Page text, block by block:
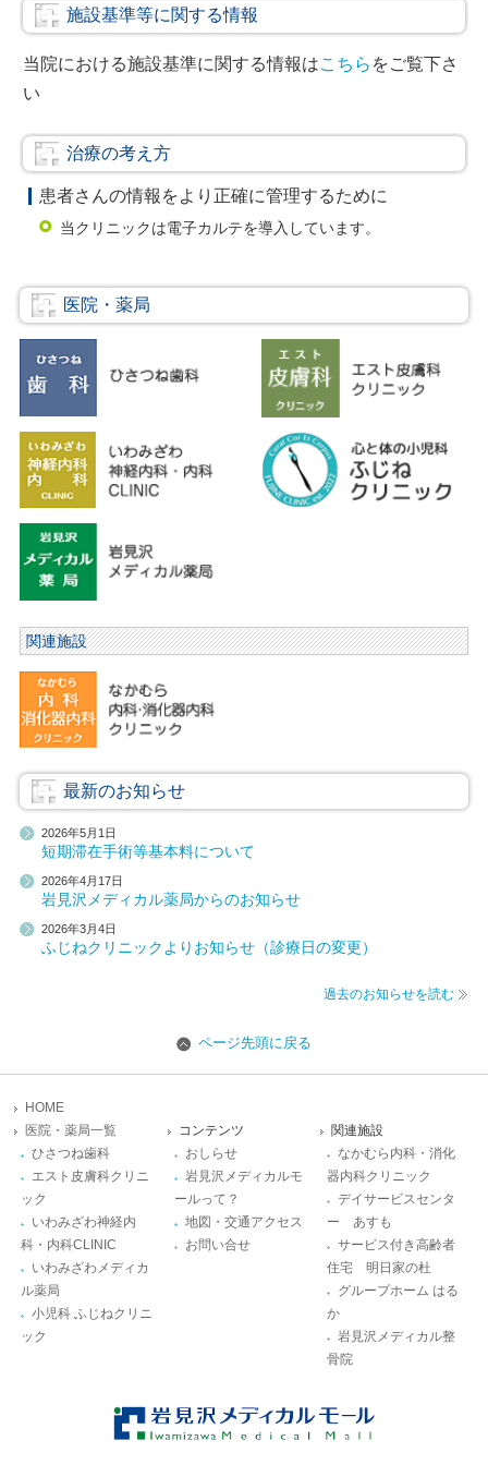
施設基準等に関する情報
当院における施設基準に関する情報はこちら をご覧下さ
い
治療の考え方
患者さんの情報をより正確に管理するために
当クリニックは電子カルテを導入しています。
医院・薬局
関連施設
最新のお知らせ
2026年5月1日
短期滞在手術等基本料について
2026年4月17日
岩見沢メディカル薬局からのお知らせ
2026年3月4日
ふじねクリニックよりお知らせ（診療日の変更）
過去のお知らせを読む
ページ先頭に戻る
HOME
医院・薬局一覧
ひさつね歯科
エスト皮膚科クリニ
ック
いわみざわ神経内
科・内科CLINIC
いわみざわメディカ
ル薬局
小児科 ふじねクリニ
ック
コンテンツ
おしらせ
岩見沢メディカルモ
ールって？
地図・交通アクセス
お問い合せ
関連施設
なかむら内科・消化
器内科クリニック
デイサービスセンタ
ー あすも
サービス付き高齢者
住宅 明日家の杜
グループホーム はる
か
岩見沢メディカル整
骨院